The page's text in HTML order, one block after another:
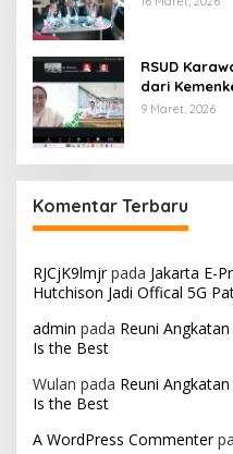
RSUD
dari
9 Maret, 2026
Komentar Terbaru
RJCjK9lmjrpada Jakarta E-
Hutchison Jadi Offical 5G
admin pada Reuni
Is the Best
Wulan pada Reuni
Is the Best
A WordPress Commenter